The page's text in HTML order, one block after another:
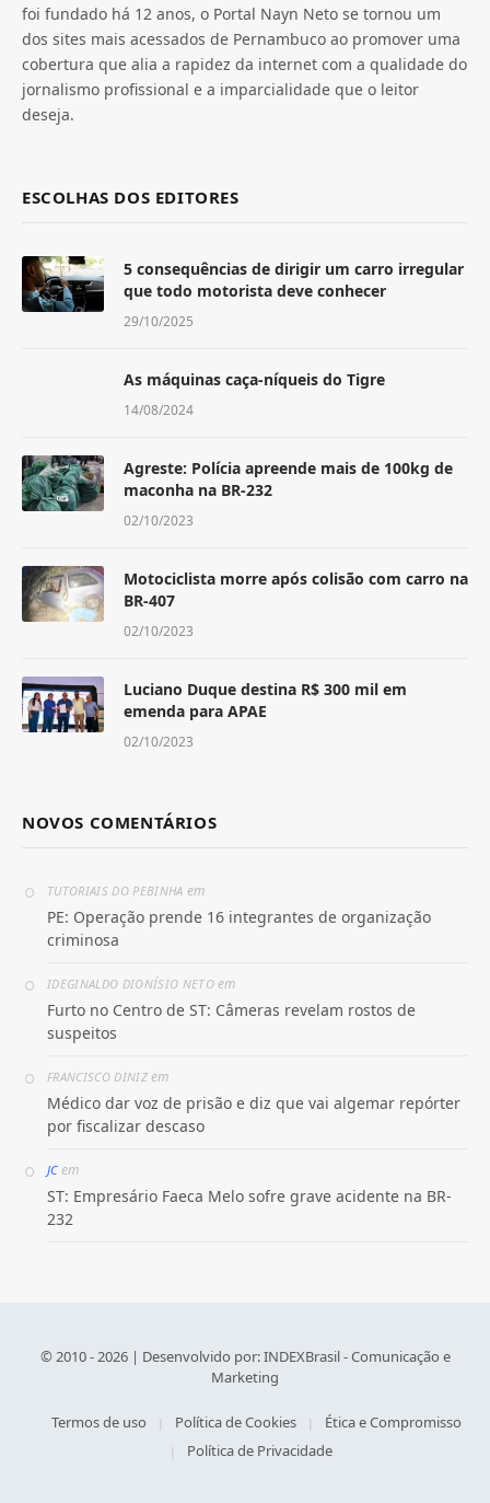
foi fundado há 12 anos, o Portal Nayn Neto se tornou um
dos sites mais acessados de Pernambuco ao promover uma
cobertura que alia a rapidez da internet com a qualidade do
jornalismo profissional e a imparcialidade que o leitor
deseja.
ESCOLHAS DOS EDITORES
5 consequências de dirigir um carro irregular
que todo motorista deve conhecer
29/10/2025
As máquinas caça-níqueis do Tigre
14/08/2024
Agreste: Polícia apreende mais de 100kg de
maconha na BR-232
02/10/2023
Motociclista morre após colisão com carro na
BR-407
02/10/2023
Luciano Duque destina R$ 300 mil em
emenda para APAE
02/10/2023
NOVOS COMENTÁRIOS
TUTORIAIS DO PEBINHA em
PE: Operação prende 16 integrantes de organização
criminosa
IDEGINALDO DIONÍSIO NETOem
Furto no Centro de ST: Câmeras revelam rostos de
suspeitos
FRANCISCO DINIZem
Médico dar voz de prisão e diz que vai algemar repórter
por fiscalizar descaso
JCem
ST: Empresário Faeca Melo sofre grave acidente na BR-
232
© 2010 - 2026 | Desenvolvido por:INDEXBrasil - Comunicação e
Marketing
Termos de uso Política de Cookies
Ética e Compromisso
Política de Privacidade